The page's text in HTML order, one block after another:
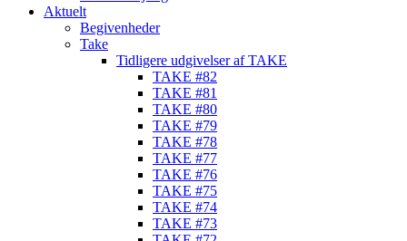
Aktuelt
Begivenheder
Take
Tidligere udgivelser af TAKE
TAKE #82
TAKE #81
TAKE #80
TAKE #79
TAKE #78
TAKE #77
TAKE #76
TAKE #75
TAKE #74
TAKE #73